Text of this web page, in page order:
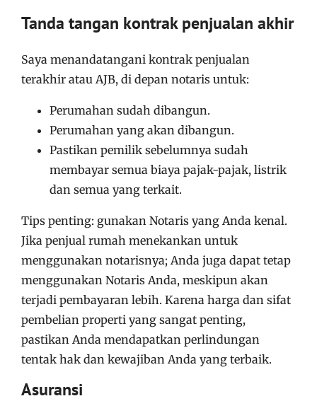
Tanda tangan kontrak penjualan akhir
Saya menandatangani kontrak penjualan
terakhir atau AJB, di depan notaris untuk:
Perumahan sudah dibangun.
Perumahan yang akan dibangun.
Pastikan pemilik sebelumnya sudah
membayar semua biaya pajak-pajak, listrik
dan semua yang terkait.
Tips penting: gunakan Notaris yang Anda kenal.
Jika penjual rumah menekankan untuk
menggunakan notarisnya; Anda juga dapat tetap
menggunakan Notaris Anda, meskipun akan
terjadi pembayaran lebih. Karena harga dan sifat
pembelian properti yang sangat penting,
pastikan Anda mendapatkan perlindungan
tentak hak dan kewajiban Anda yang terbaik.
Asuransi